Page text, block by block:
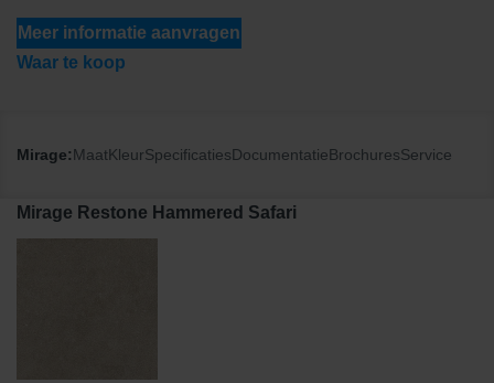
Meer informatie aanvragen
Waar te koop
Mirage:MaatKleurSpecificatiesDocumentatieBrochuresService
Mirage Restone Hammered Safari